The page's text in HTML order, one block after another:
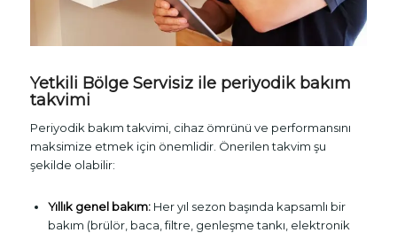
Yetkili Bölge Servisiz ile periyodik bakım
takvimi
Periyodik bakım takvimi, cihaz ömrünü ve performansını
maksimize etmek için önemlidir. Önerilen takvim şu
şekilde olabilir:
Yıllık genel bakım:Her yıl sezon başında kapsamlı bir
bakım (brülör, baca, filtre, genleşme tankı, elektronik